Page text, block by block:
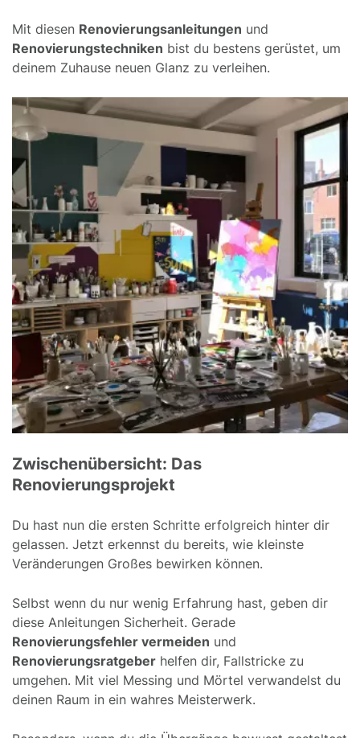
Mit diesen Renovierungsanleitungen und
Renovierungstechniken bist du bestens gerüstet, um
deinem Zuhause neuen Glanz zu verleihen.
Zwischenübersicht: Das
Renovierungsprojekt
Du hast nun die ersten Schritte erfolgreich hinter dir
gelassen. Jetzt erkennst du bereits, wie kleinste
Veränderungen Großes bewirken können.
Selbst wenn du nur wenig Erfahrung hast, geben dir
diese Anleitungen Sicherheit. Gerade
Renovierungsfehler vermeiden und
Renovierungsratgeber helfen dir, Fallstricke zu
umgehen. Mit viel Messing und Mörtel verwandelst du
deinen Raum in ein wahres Meisterwerk.